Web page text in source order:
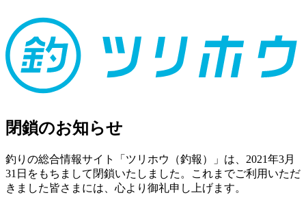
閉鎖のお知らせ
釣りの総合情報サイト「ツリホウ（釣報）」は、2021年3月
31日をもちまして閉鎖いたしました。これまでご利用いただ
きました皆さまには、心より御礼申し上げます。